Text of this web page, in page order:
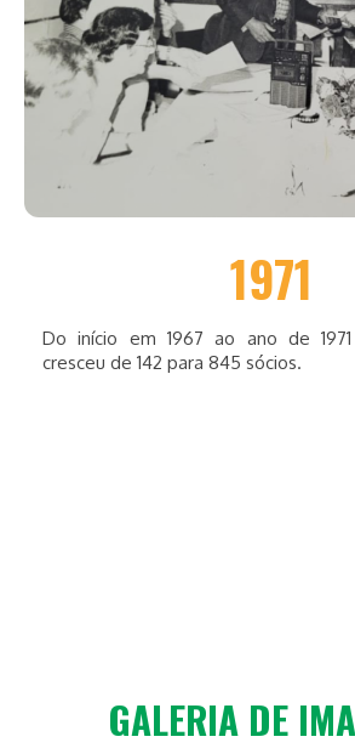
1971
Do início em 1967 ao ano de
cresceu de 142 para 845 sócios.
GALERIA DE